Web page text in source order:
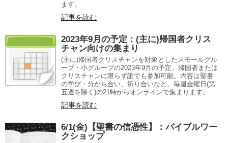
ます。
記事を読む
2023年9月の予定：(主に)帰国者クリス
チャン向けの集まり
(主に)帰国者クリスチャンを対象としたスモールグル
ープ・小グループの2023年9月の予定。帰国者または
クリスチャンに限らず誰でも参加可能。内容は聖書
の学び・分かち合い、祈り合いなど。毎週金曜日(第
五週を除く)の21時からオンラインで集まります。
記事を読む
6/1(金)【聖書の信憑性】：バイブルワー
クショップ